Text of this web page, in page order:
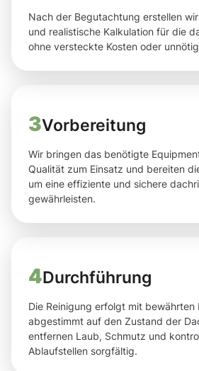
Nach der Begutachtung erstellen
und realistische Kalkulation für die
ohne versteckte Kosten oder
3Vorbereitung
Wir bringen das benötigte
Qualität zum Einsatz und bereiten
um eine effiziente und sichere
gewährleisten.
4Durchführung
Die Reinigung erfolgt mit bewährten
abgestimmt auf den Zustand der
entfernen Laub, Schmutz und
Ablaufstellen sorgfältig.